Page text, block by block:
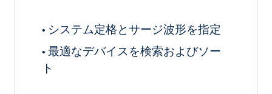
• システム定格とサージ波形を指定
• 最適なデバイスを検索およびソー
ト